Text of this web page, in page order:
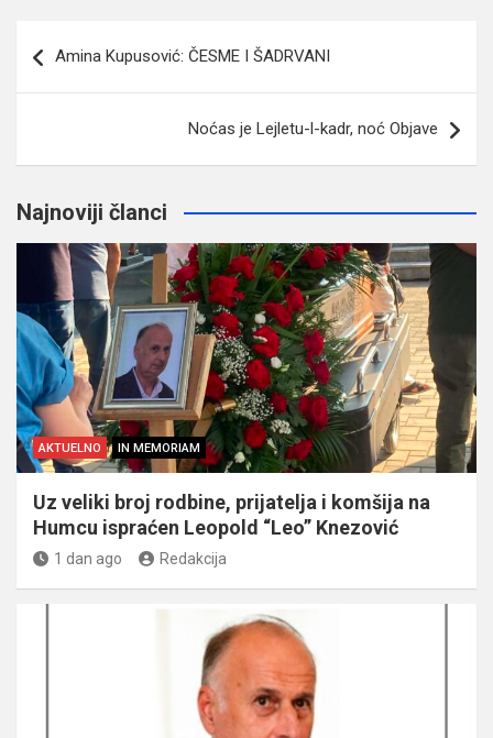
članaka
Amina Kupusović: ČESME I ŠADRVANI
Noćas je Lejletu-l-kadr, noć Objave
Najnoviji članci
AKTUELNO IN MEMORIAM
Uz veliki broj rodbine, prijatelja i komšija na
Humcu ispraćen Leopold “Leo” Knezović
1 dan ago Redakcija